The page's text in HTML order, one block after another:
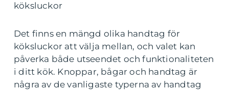
köksluckor
Det finns en mängd olika handtag för
köksluckor att välja mellan, och valet kan
påverka både utseendet och funktionaliteten
i ditt kök. Knoppar, bågar och handtag är
några av de vanligaste typerna av handtag